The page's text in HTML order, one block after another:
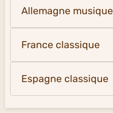
Allemagne musique
France classique
Espagne classique